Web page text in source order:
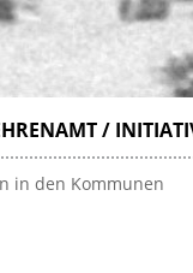
/
in den Kommunen